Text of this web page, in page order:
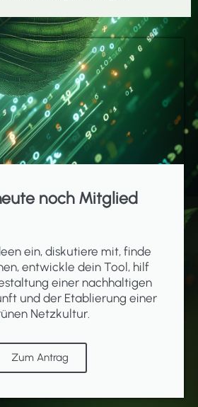
noch Mitglied
ein, diskutiere mit, finde
entwickle dein Tool, hilf
einer nachhaltigen
und der Etablierung einer
Netzkultur.
Zum Antrag